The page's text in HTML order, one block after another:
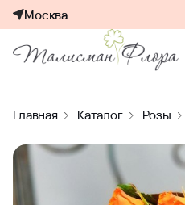
Москва
Главная Каталог Розы